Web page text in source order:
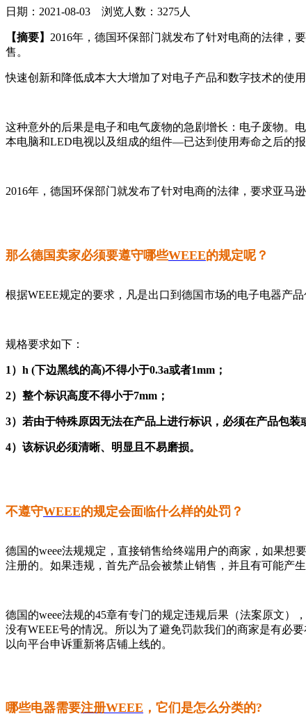
日期：2021-08-03 浏览人数：3275人
【摘要】 2016年，德国环保部门就发布了针对电商的法律，
售。
快速创新和降低成本大大增加了对电子产品和数字技术的使
这种意外的后果是电子和电气废物的急剧增长：电子废物
本电脑和LED电视以及组成的组件—已达到使用寿命之后的
2016年，德国环保部门就发布了针对电商的法律，要求亚马
那么德国卖家必须要遵守哪些WEEE的规定呢？
根据WEEE规定的要求，凡是出口到德国市场的电子电器产
规格要求如下：
1）h (下边黑线的高)不得小于0.3a或者1mm；
2）整个标识高度不得小于7mm；
3）若由于特殊原因无法在产品上进行标识，必须在产品包装
4）该标识必须清晰、明显且不易磨损。
不遵守WEEE的规定会面临什么样的处罚？
德国的weee法规规定，直接销售给终端用户的商家，如果想
注册的。如果违规，首先产品会被禁止销售，并且有可能产
德国的weee法规的45章有专门的规定违规后果（法案原文）
没有WEEE号的情况。所以为了避免罚款我们的商家是有必
以向平台申诉重新将店铺上线的。
哪些电器需要注册WEEE ，它们是怎么分类的?